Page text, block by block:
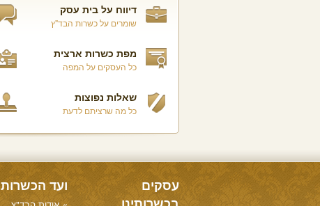
דיווח על בית עסק
שומרים על כשרות הבד"ץ
מפת כשרות ארצית
כל העסקים על המפה
שאלות נפוצות
כל מה שרציתם לדעת
עסקים
ועד הכשרות